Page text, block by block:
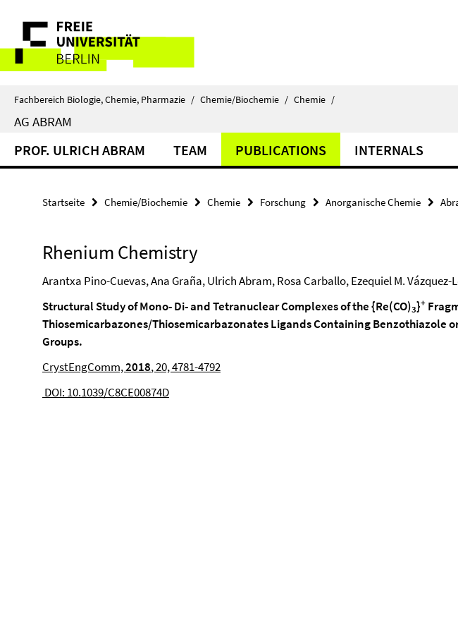
direkt
Inhalt
Service-
Navigation
Fachbereich Biologie, Chemie, Pharmazie / Chemie/Biochemie / Chemie /
AG ABRAM
PROF. ULRICH ABRAM TEAM PUBLICATIONS INTERNALS
Startseite Chemie/Biochemie Chemie Forschung Anorganische Chemie
Rhenium Chemistry
Arantxa Pino-Cuevas, Ana Graña, Ulrich Abram, Rosa Carballo, Ezequiel M. Vázquez-
Structural Study of Mono- Di- and Tetranuclear Complexes of the {Re(CO)3}+
Thiosemicarbazones/Thiosemicarbazonates Ligands Containing Benzothiazole
Groups.
CrystEngComm,2018, 20, 4781-4792
DOI: 10.1039/C8CE00874D